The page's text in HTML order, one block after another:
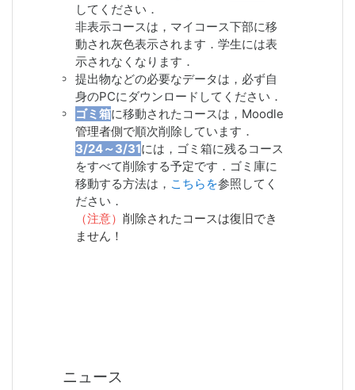
してください．
非表示コースは，マイコース下部に移
動され灰色表示されます．学生には表
示されなくなります．
提出物などの必要なデータは，必ず自
身のPCにダウンロードしてください．
ゴミ箱に移動されたコースは，Moodle
管理者側で順次削除しています．
3/24～3/31には，ゴミ箱に残るコース
をすべて削除する予定です．ゴミ庫に
移動する方法は， こちらを参照してく
ださい．
（注意） 削除されたコースは復旧でき
ません！
ニュース